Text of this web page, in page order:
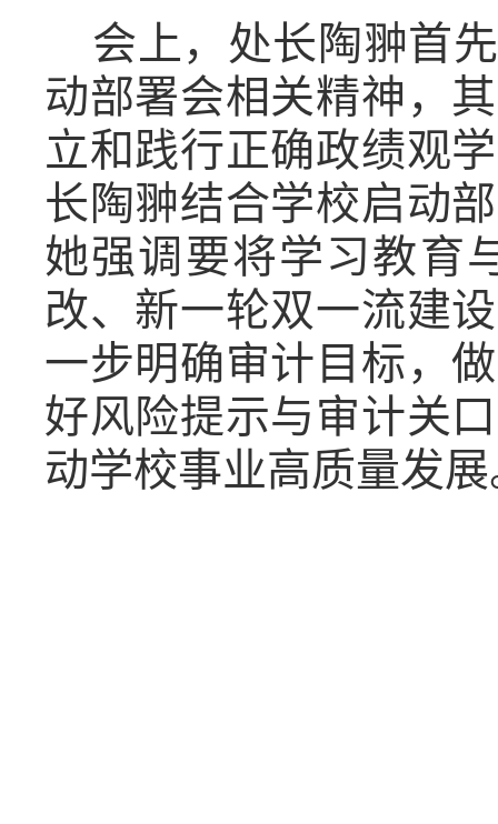
会上，处长陶翀首
动部署会相关精神，
立和践行正确政绩观
长陶翀结合学校启动
她强调要将学习教育
改、新一轮双一流建
一步明确审计目标，
好风险提示与审计关
动学校事业高质量发